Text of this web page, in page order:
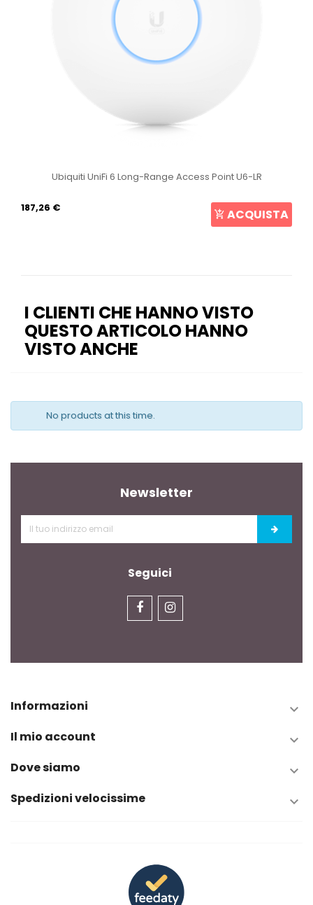
Ubiquiti UniFi 6 Long-Range Access Point U6-LR
187,26 € ACQUISTA
I CLIENTI CHE HANNO VISTO
QUESTO ARTICOLO HANNO
VISTO ANCHE
No products at this time.
Newsletter
Seguici
Informazioni 
Il mio account 
Dove siamo 
Spedizioni velocissime 